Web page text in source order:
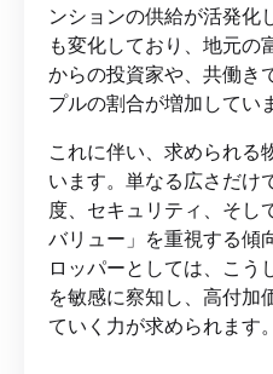
ンションの供給が活発化
も変化しており、地元の
からの投資家や、共働き
プルの割合が増加してい
これに伴い、求められる
います。単なる広さだけ
度、セキュリティ、そし
バリュー」を重視する傾
ロッパーとしては、こう
を敏感に察知し、高付加
ていく力が求められます。